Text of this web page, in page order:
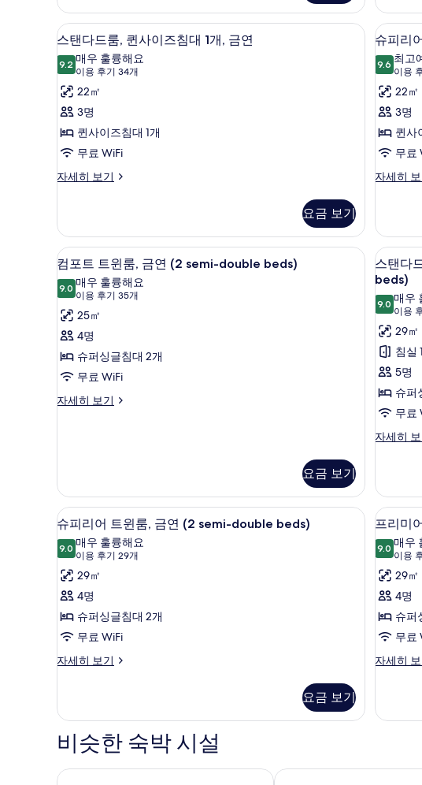
기
세
히
보
기
세
히
보
기
스
탠
다
드
룸,
퀸
사
이
대
1
개,
금
연
사
진
모
두
스탠다드룸, 퀸사이즈침대 1개, 금연 | 객실 내
12
스탠다드룸, 퀸사이즈침대 1개, 금연
9.29.2점 만점 중 10점
매우 훌륭해요
이용 후기 34개
(이
용
후
기
34
개)
22㎡
3명
퀸사이즈침대 1개
무료 WiFi
자세히 보기
스
룸,
퀸
사
이
즈
대
금
연
세
요금 보기
슈
피
리
어
룸,
퀸
사
이
대
1
개,
금
연
사
진
모
두
보
기
12
슈피리
9.69.6점 만
최고
이용
(이
용
후
기
9
개)
22㎡
3명
퀸사
무료
자세히
슈
룸,
퀸
사
이
침
대
개,
금
연
자
히
보
기
컴
포
트
트
윈
룸,
금
연
사
진
모
두
보
기
컴포트 트윈룸, 금연 (2 semi-double beds) |
12
컴포트 트윈룸, 금연 (2 semi-double beds)
9.09.0점 만점 중 10점
매우 훌륭해요
이용 후기 35개
(이
용
후
기
35
개)
25㎡
4명
슈퍼싱글침대 2개
무료 WiFi
자세히 보기
컴
금
연
(2
semi-
double
beds)
자
세
히
보
요금 보기
스
탠
다
드
트
윈
룸,
금
연
semi-
beds)
사
진
모
두
보
기
12
스탠다
beds)
9.09.0점 만
매우
이용
(이
용
후
기
32
개)
29㎡
침실
5명
슈퍼
무료
자세히
스
트
윈
룸,
연
(Simple
Twin,
2
double
beds)
세
슈
피
리
어
트
윈
룸,
금
semi-
double
beds)
사
슈피리어 트윈룸, 금연 (2 semi-double beds) |
12
슈피리어 트윈룸, 금연 (2 semi-double beds)
9.09.0점 만점 중 10점
매우 훌륭해요
이용 후기 29개
(이
용
후
기
29
개)
29㎡
4명
슈퍼싱글침대 2개
무료 WiFi
자세히 보기
슈
트
룸,
연
요금 보기
프
리
미
어
트
윈
룸,
금
semi-
사
12
프리미
9.09.0점 만
매우
이용
(이
용
후
기
14
개)
29㎡
4명
슈퍼
무료
자세히
프
트
연
비슷한 숙박 시설
호텔 포르자 나고야 사카에 나고야 도큐 호텔